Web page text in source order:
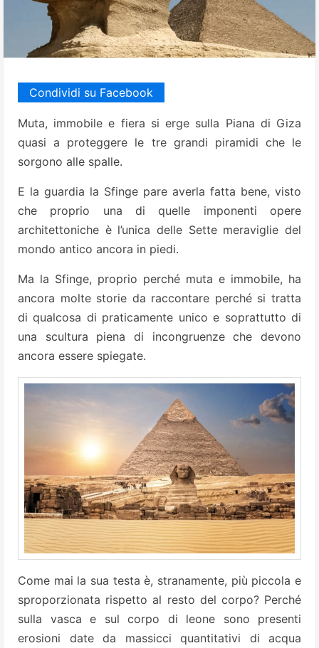
Condividi su Facebook
Muta, immobile e fiera si erge sulla Piana di Giza
quasi a proteggere le tre grandi piramidi che le
sorgono alle spalle.
E la guardia la Sfinge pare averla fatta bene, visto
che proprio una di quelle imponenti opere
architettoniche è l’unica delle Sette meraviglie del
mondo antico ancora in piedi.
Ma la Sfinge, proprio perché muta e immobile, ha
ancora molte storie da raccontare perché si tratta
di qualcosa di praticamente unico e soprattutto di
una scultura piena di incongruenze che devono
ancora essere spiegate.
Come mai la sua testa è, stranamente, più piccola e
sproporzionata rispetto al resto del corpo? Perché
sulla vasca e sul corpo di leone sono presenti
erosioni date da massicci quantitativi di acqua